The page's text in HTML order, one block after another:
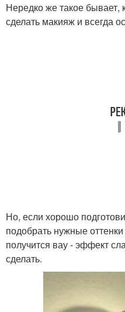
Нередко же такое бывает,
сделать макияж и всегда
Но, если хорошо
подобрать нужные
получится вау - эффект
сделать.